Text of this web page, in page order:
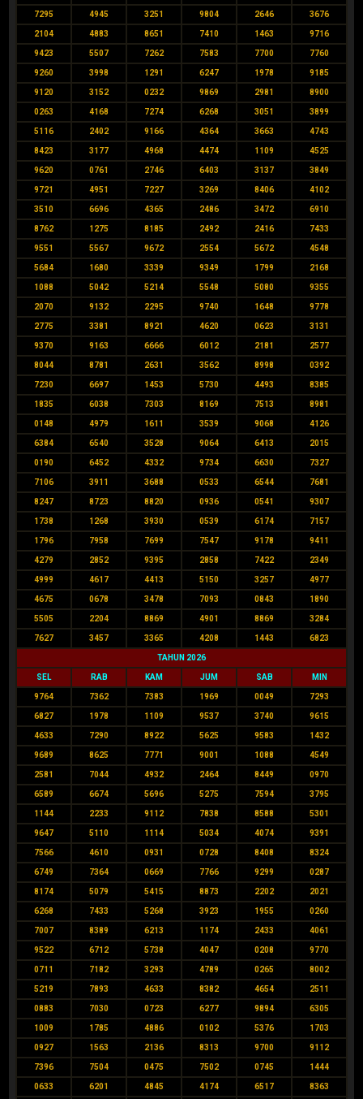
7295 4945 3251 9804 2646 3676
2104 4883 8651 7410 1463 9716
9423 5507 7262 7583 7700 7760
9260 3998 1291 6247 1978 9185
9120 3152 0232 9869 2981 8900
0263 4168 7274 6268 3051 3899
5116 2402 9166 4364 3663 4743
8423 3177 4968 4474 1109 4525
9620 0761 2746 6403 3137 3849
9721 4951 7227 3269 8406 4102
3510 6696 4365 2486 3472 6910
8762 1275 8185 2492 2416 7433
9551 5567 9672 2554 5672 4548
5684 1680 3339 9349 1799 2168
1088 5042 5214 5548 5080 9355
2070 9132 2295 9740 1648 9778
2775 3381 8921 4620 0623 3131
9370 9163 6666 6012 2181 2577
8044 8781 2631 3562 8998 0392
7230 6697 1453 5730 4493 8385
1835 6038 7303 8169 7513 8981
0148 4979 1611 3539 9068 4126
6384 6540 3528 9064 6413 2015
0190 6452 4332 9734 6630 7327
7106 3911 3688 0533 6544 7681
8247 8723 8820 0936 0541 9307
1738 1268 3930 0539 6174 7157
1796 7958 7699 7547 9178 9411
4279 2852 9395 2858 7422 2349
4999 4617 4413 5150 3257 4977
4675 0678 3478 7093 0843 1890
5505 2204 8869 4901 8869 3284
7627 3457 3365 4208 1443 6823
TAHUN 2026
SEL RAB KAM JUM SAB MIN
9764 7362 7383 1969 0049 7293
6827 1978 1109 9537 3740 9615
4633 7290 8922 5625 9583 1432
9689 8625 7771 9001 1088 4549
2581 7044 4932 2464 8449 0970
6589 6674 5696 5275 7594 3795
1144 2233 9112 7838 8588 5301
9647 5110 1114 5034 4074 9391
7566 4610 0931 0728 8408 8324
6749 7364 0669 7766 9299 0287
8174 5079 5415 8873 2202 2021
6268 7433 5268 3923 1955 0260
7007 8389 6213 1174 2433 4061
9522 6712 5738 4047 0208 9770
0711 7182 3293 4789 0265 8002
5219 7893 4633 8382 4654 2511
0883 7030 0723 6277 9894 6305
1009 1785 4886 0102 5376 1703
0927 1563 2136 8313 9700 9112
7396 7504 0475 7502 0745 1444
0633 6201 4845 4174 6517 8363